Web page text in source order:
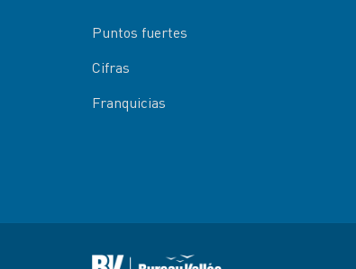
Puntos fuertes
Cifras
Franquicias